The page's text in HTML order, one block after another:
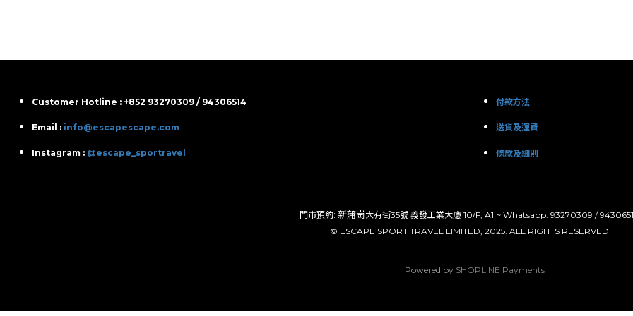
Customer Hotline : +852 93270309 / 94306514
Email : info@escapescape.com
Instagram : @escape_sportravel
付款方法
送貨及運費
條款及細則
門市預約: 新蒲崗大有街35號 義發工業大廈 10/F, A1 ~ Whatsapp: 93270309 /
© ESCAPE SPORT TRAVEL LIMITED, 2025. ALL RIGHTS RESERVED
Powered by SHOPLINE Payments